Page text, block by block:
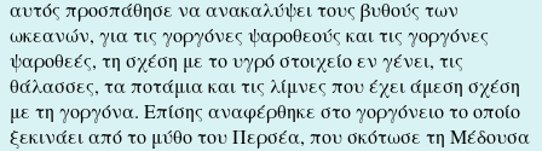
αυτός προσπάθησε να ανακαλύψει τους βυθούς των
ωκεανών, για τις γοργόνες ψαροθεούς και τις γοργόνες
ψαροθεές, τη σχέση με το υγρό στοιχείο εν γένει, τις
θάλασσες, τα ποτάμια και τις λίμνες που έχει άμεση σχέση
με τη γοργόνα. Επίσης αναφέρθηκε στο γοργόνειο το οποίο
ξεκινάει από το μύθο του Περσέα, που σκότωσε τη Μέδουσα